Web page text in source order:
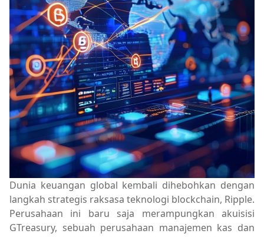
Dunia keuangan global kembali dihebohkan dengan
langkah strategis raksasa teknologi blockchain, Ripple.
Perusahaan ini baru saja merampungkan akuisisi
GTreasury, sebuah perusahaan manajemen kas dan